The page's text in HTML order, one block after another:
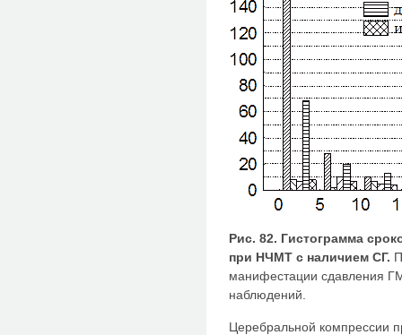
Рис. 82. Гистограмма
при НЧМТ с наличием СГ.
манифестации сдавления
наблюдений.
Церебральной компрессии